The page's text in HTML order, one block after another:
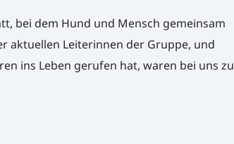
bei dem Hund und Mensch gemeinsam
aktuellen Leiterinnen der Gruppe, und
ins Leben gerufen hat, waren bei uns zu